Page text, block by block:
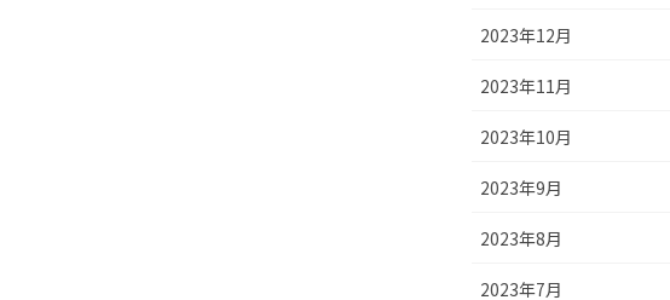
2023年12月
2023年11月
2023年10月
2023年9月
2023年8月
2023年7月